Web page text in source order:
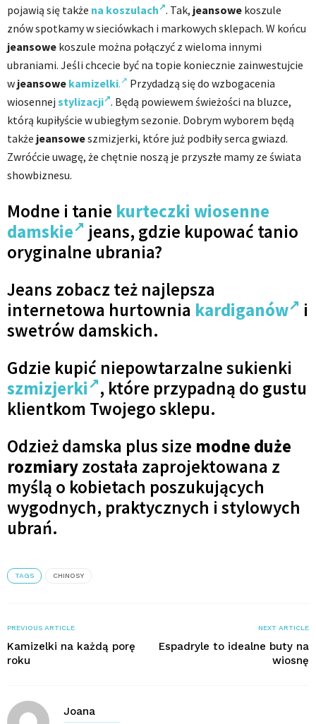
pojawią się także na koszulach . Tak, jeansowe koszule
znów spotkamy w sieciówkach i markowych sklepach. W końcu
jeansowe koszule można połączyć z wieloma innymi
ubraniami. Jeśli chcecie być na topie koniecznie zainwestujcie
w jeansowe kamizelki.
Przydadzą się do wzbogacenia
wiosennej stylizacji . Będą powiewem świeżości na bluzce,
którą kupiłyście w ubiegłym sezonie. Dobrym wyborem będą
także jeansoweszmizjerki, które już podbiły serca gwiazd.
Zwróćcie uwagę, że chętnie noszą je przyszłe mamy ze świata
showbiznesu.
Modne i tanie kurteczki wiosenne
damskie
jeans, gdzie kupować tanio
oryginalne ubrania?
Jeans zobacz też najlepsza
internetowa hurtownia kardiganów
i
swetrów damskich.
Gdzie kupić niepowtarzalne sukienki
szmizjerki
, które przypadną do gustu
klientkom Twojego sklepu.
Odzież damska plus size modne duże
rozmiaryzostała zaprojektowana z
myślą o kobietach poszukujących
wygodnych, praktycznych i stylowych
ubrań.
TAGS CHINOSY
PREVIOUS ARTICLE
Kamizelki na każdą porę
roku
NEXT ARTICLE
Espadryle to idealne buty na
wiosnę
Joana